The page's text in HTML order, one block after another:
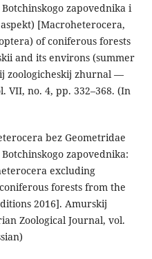
zapovednika i
[Macroheterocera,
of coniferous forests
and its environs (summer
zoologicheskij zhurnal —
VII, no. 4, pp. 332–368. (In
bez Geometridae
zapovednika:
excluding
forests from the
2016]. Amurskij
Zoological Journal, vol.